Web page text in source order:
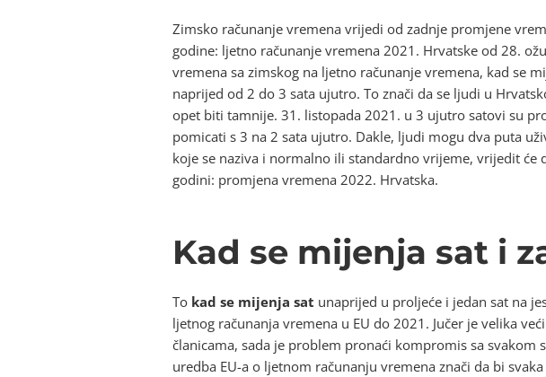
Zimsko računanje vremena vrijedi od zadnje promjene
godine: ljetno računanje vremena 2021. Hrvatske od 28.
vremena sa zimskog na ljetno računanje vremena, kad se
naprijed od 2 do 3 sata ujutro. To znači da se ljudi u
opet biti tamnije. 31. listopada 2021. u 3 ujutro satovi su
pomicati s 3 na 2 sata ujutro. Dakle, ljudi mogu dva puta
koje se naziva i normalno ili standardno vrijeme, vrijedit
godini: promjena vremena 2022. Hrvatska.
Kad se mijenja sat i
To kad se mijenja sat unaprijed u proljeće i jedan sat na
ljetnog računanja vremena u EU do 2021. Jučer je velika
članicama, sada je problem pronaći kompromis sa
uredba EU-a o ljetnom računanju vremena znači da bi